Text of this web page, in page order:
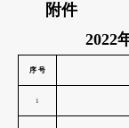
附件
2022年